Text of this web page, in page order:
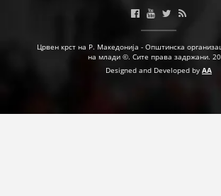
Црвен крст на Р. Македонија - Општинска
на млади ©. Сите права задржани.
Designed and Developed by AA